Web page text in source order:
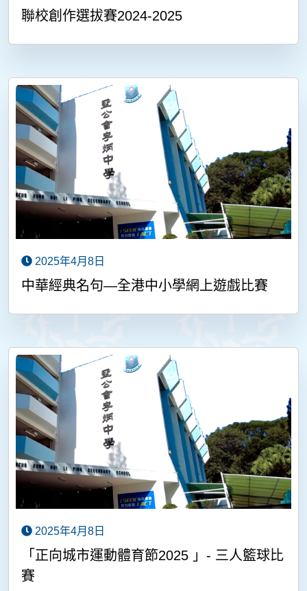
聯校創作選拔賽2024-2025
2025年4月8日
中華經典名句—全港中小學網上遊戲比賽
2025年4月8日
「正向城市運動體育節2025 」- 三人籃球比
賽